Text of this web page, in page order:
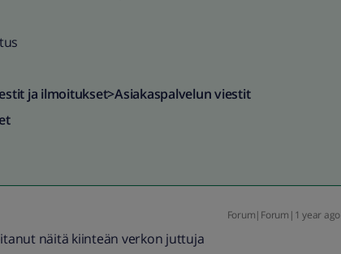
ja ilmoitukset>Asiakaspalvelun viestit
Forum|Forum|1 year ago
näitä kiinteän verkon juttuja